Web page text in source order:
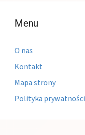
Menu
O nas
Kontakt
Mapa strony
Polityka prywatności